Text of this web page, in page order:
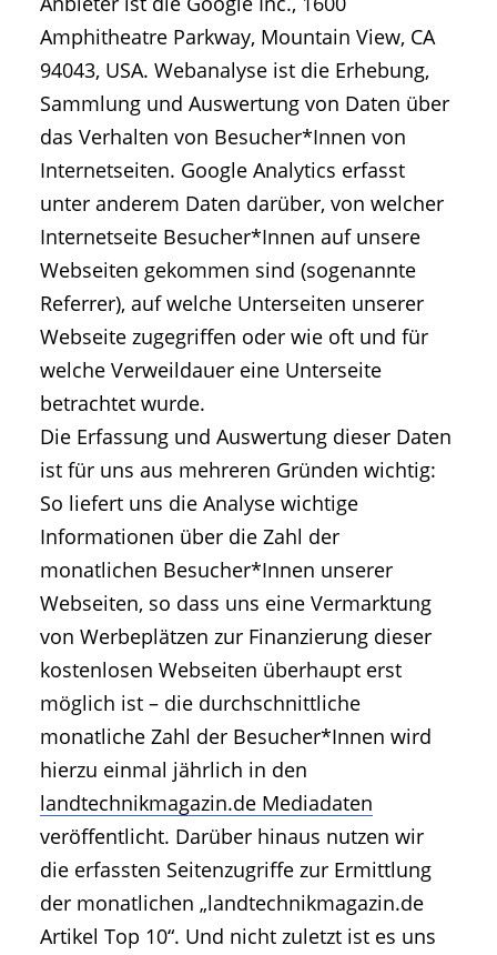
Amphitheatre Parkway, Mountain View, CA
94043, USA. Webanalyse ist die Erhebung,
Sammlung und Auswertung von Daten über
das Verhalten von Besucher*Innen von
Internetseiten. Google Analytics erfasst
unter anderem Daten darüber, von welcher
Internetseite Besucher*Innen auf unsere
Webseiten gekommen sind (sogenannte
Referrer), auf welche Unterseiten unserer
Webseite zugegriffen oder wie oft und für
welche Verweildauer eine Unterseite
betrachtet wurde.
Die Erfassung und Auswertung dieser Daten
ist für uns aus mehreren Gründen wichtig:
So liefert uns die Analyse wichtige
Informationen über die Zahl der
monatlichen Besucher*Innen unserer
Webseiten, so dass uns eine Vermarktung
von Werbeplätzen zur Finanzierung dieser
kostenlosen Webseiten überhaupt erst
möglich ist – die durchschnittliche
monatliche Zahl der Besucher*Innen wird
hierzu einmal jährlich in den
landtechnikmagazin.de Mediadaten
veröffentlicht. Darüber hinaus nutzen wir
die erfassten Seitenzugriffe zur Ermittlung
der monatlichen „landtechnikmagazin.de
Artikel Top 10“. Und nicht zuletzt ist es uns